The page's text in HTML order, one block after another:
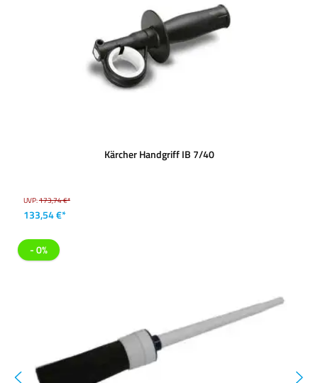
Kärcher Handgriff IB 7/40
UVP:173,74 €*
133,54 €*
- 0%